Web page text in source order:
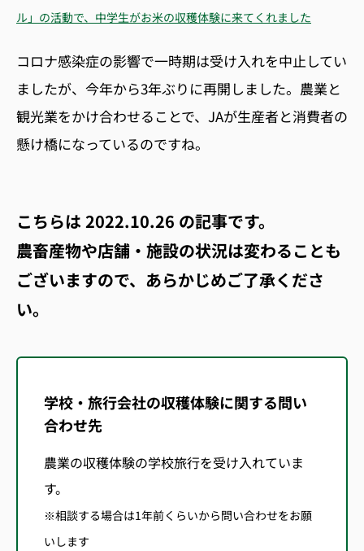
ル」の活動で、中学生がお米の収穫体験に来てくれました
コロナ感染症の影響で一時期は受け入れを中止してい
ましたが、今年から3年ぶりに再開しました。農業と
観光業をかけ合わせることで、JAが生産者と消費者の
懸け橋になっているのですね。
こちらは2022.10.26 の記事です。
農畜産物や店舗・施設の状況は変わることも
ございますので、あらかじめご了承くださ
い。
学校・旅行会社の収穫体験に関する問い
合わせ先
農業の収穫体験の学校旅行を受け入れていま
す。
※相談する場合は1年前くらいから問い合わせをお願
いします